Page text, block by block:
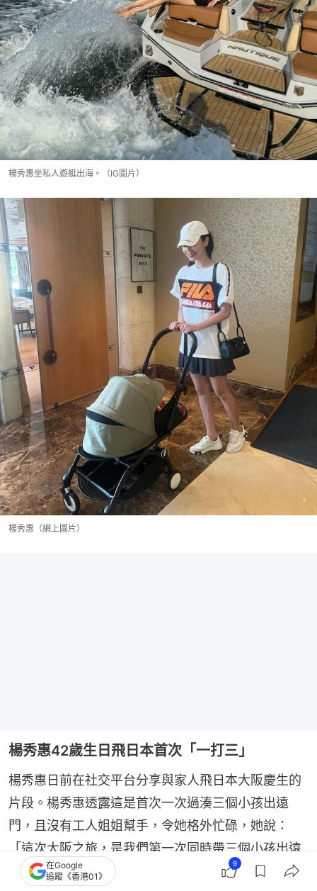
楊秀惠坐私人遊艇出海。（IG圖片）
楊秀惠（網上圖片）
楊秀惠42歲生日飛日本首次「一打三」
楊秀惠日前在社交平台分享與家人飛日本大阪慶生的
片段。楊秀惠透露這是首次一次過湊三個小孩出遠
門，且沒有工人姐姐幫手，令她格外忙碌，她說：
「這次大阪之旅，是我們第一次同時帶三個小孩出遠
門（6歲、4歲、18個月），也是第一次沒有工人姐姐
在Google
追蹤《香港01》
9